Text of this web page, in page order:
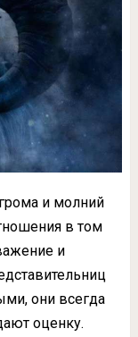
и молний
в том
и
они всегда
оценку.